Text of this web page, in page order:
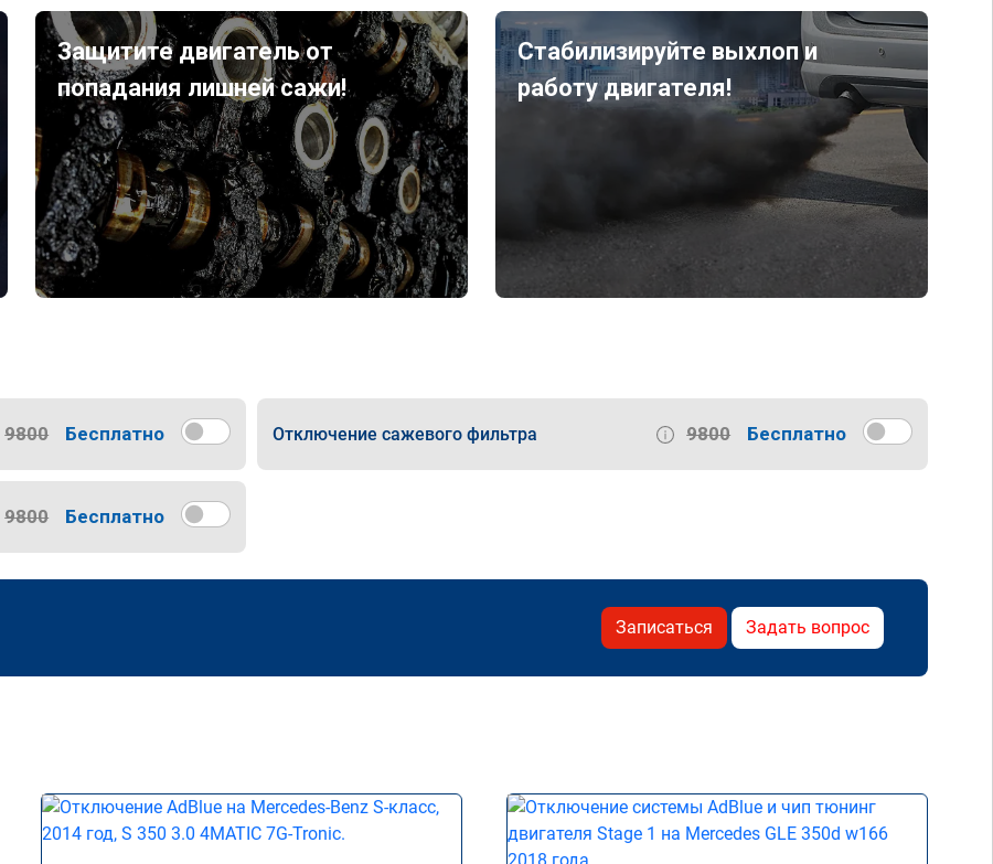
Защитите двигатель от
попадания лишней сажи!
Стабилизируйте выхлоп и
работу двигателя!
9800 Бесплатно Отключение сажевого фильтра 9800 Бесплатно
9800 Бесплатно
Записаться Задать вопрос